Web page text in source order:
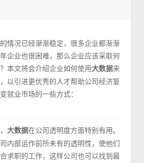
情况已经渐渐稳定，很多企业都渐渐
企业也很困难，那么企业应该采取何
本文将会介绍企业如何使用大数据来
以引进更优秀的人才帮助公司经济复
就业市场的一些方式：
大数据在公司透明度方面特别有用。
内部运作前所未有的透明性，使他们
求职的工作，这样公司也可以找到最